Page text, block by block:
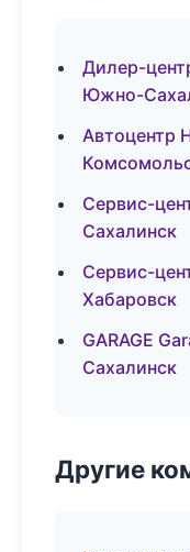
Дилер-
Южно-
Автоцентр
Сервис-
Сахалинск
Сервис-
Хабаровск
GARAGE
Сахалинск
Другие